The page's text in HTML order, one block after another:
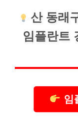
산 동래
임플란트
임